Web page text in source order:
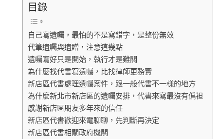
目錄
自己寫遺囑，最怕的不是寫錯字，是整份無效
代筆遺囑與遺贈，注意這幾點
遺囑寫好只是開始，執行才是難關
為什麼找代書寫遺囑，比找律師更務實
新店區代書處理遺囑案件，跟一般代書不一樣的地方
為什麼新北市新店區的遺囑安排，代書來寫最沒有偏袒
感謝新店區朋友多年來的信任
新店區代書歡迎來電聊聊，先判斷再決定
新店區代書相關政府機關